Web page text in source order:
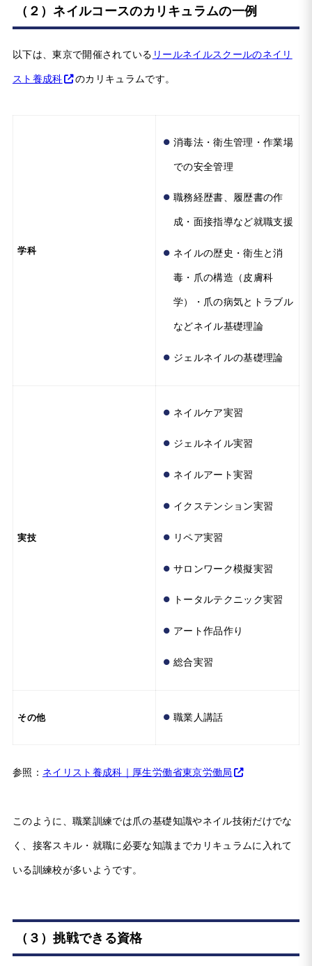
（２）ネイルコースのカリキュラムの一例
以下は、東京で開催されている リールネイルスクールのネイリ
スト養成科
のカリキュラムです。
学科
消毒法・衛生管理・作業場
での安全管理
職務経歴書、履歴書の作
成・面接指導など就職支援
ネイルの歴史・衛生と消
毒・爪の構造（皮膚科
学）・爪の病気とトラブル
などネイル基礎理論
ジェルネイルの基礎理論
実技
ネイルケア実習
ジェルネイル実習
ネイルアート実習
イクステンション実習
リペア実習
サロンワーク模擬実習
トータルテクニック実習
アート作品作り
総合実習
その他 職業人講話
参照： ネイリスト養成科｜厚生労働省東京労働局
このように、職業訓練では爪の基礎知識やネイル技術だけでな
く、接客スキル・就職に必要な知識までカリキュラムに入れて
いる訓練校が多いようです。
（３）挑戦できる資格